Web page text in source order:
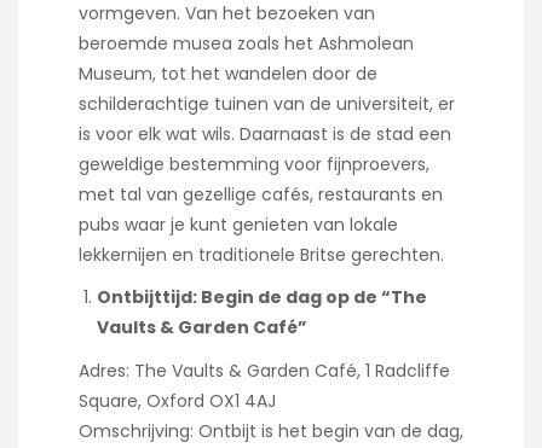
vormgeven. Van het bezoeken van
beroemde musea zoals het Ashmolean
Museum, tot het wandelen door de
schilderachtige tuinen van de universiteit, er
is voor elk wat wils. Daarnaast is de stad een
geweldige bestemming voor fijnproevers,
met tal van gezellige cafés, restaurants en
pubs waar je kunt genieten van lokale
lekkernijen en traditionele Britse gerechten.
Ontbijttijd: Begin de dag op de “The
Vaults & Garden Café”
Adres: The Vaults & Garden Café, 1 Radcliffe
Square, Oxford OX1 4AJ
Omschrijving: Ontbijt is het begin van de dag,